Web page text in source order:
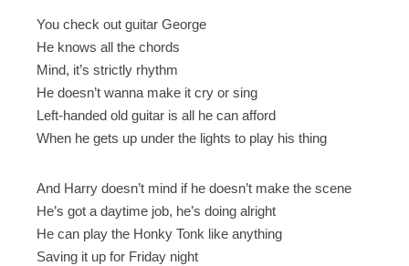
You check out guitar George
He knows all the chords
Mind, it’s strictly rhythm
He doesn’t wanna make it cry or sing
Left-handed old guitar is all he can afford
When he gets up under the lights to play his thing
And Harry doesn’t mind if he doesn’t make the scene
He’s got a daytime job, he’s doing alright
He can play the Honky Tonk like anything
Saving it up for Friday night